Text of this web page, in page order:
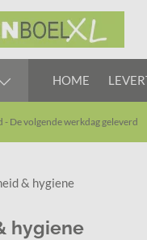
HOME
De volgende werkdag geleverd
& hygiene
hygiene